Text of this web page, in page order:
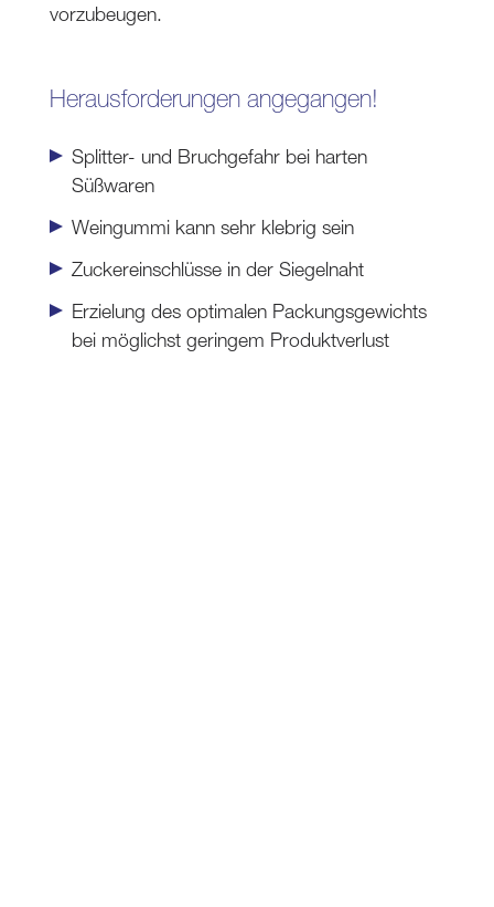
vorzubeugen.
Herausforderungen angegangen!
Splitter- und Bruchgefahr bei harten
Süßwaren
Weingummi kann sehr klebrig sein
Zuckereinschlüsse in der Siegelnaht
Erzielung des optimalen Packungsgewichts
bei möglichst geringem Produktverlust